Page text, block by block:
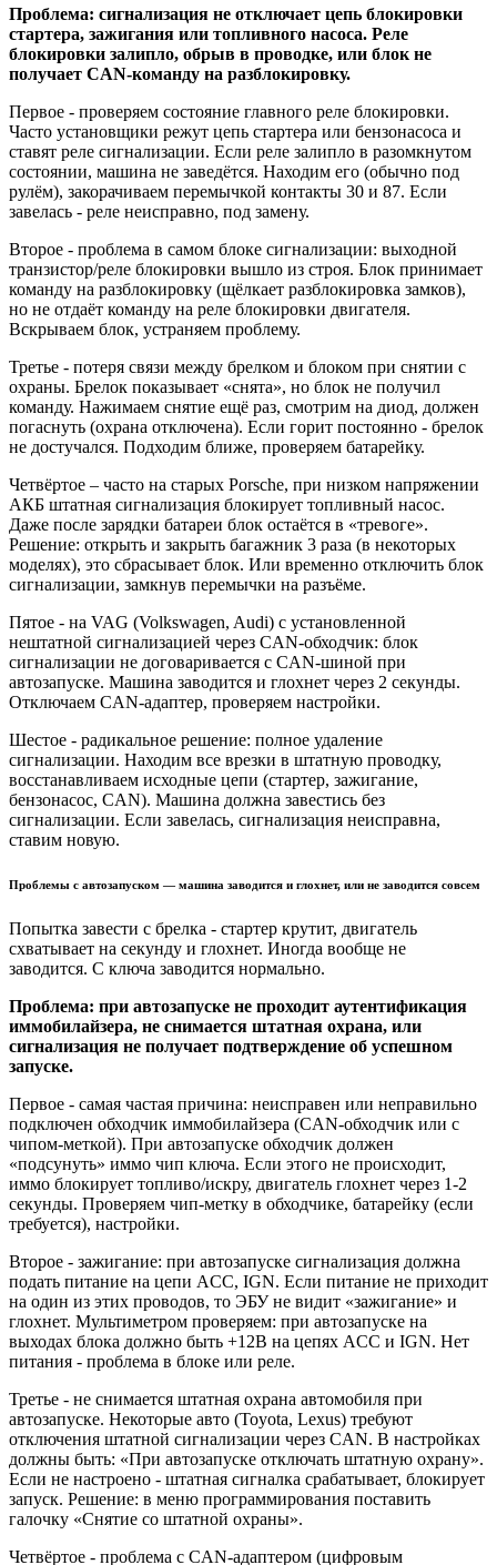
Проблема: сигнализация не отключает цепь блокировки
стартера, зажигания или топливного насоса. Реле
блокировки залипло, обрыв в проводке, или блок не
получает CAN-команду на разблокировку.
Первое - проверяем состояние главного реле блокировки.
Часто установщики режут цепь стартера или бензонасоса и
ставят реле сигнализации. Если реле залипло в разомкнутом
состоянии, машина не заведётся. Находим его (обычно под
рулём), закорачиваем перемычкой контакты 30 и 87. Если
завелась - реле неисправно, под замену.
Второе - проблема в самом блоке сигнализации: выходной
транзистор/реле блокировки вышло из строя. Блок принимает
команду на разблокировку (щёлкает разблокировка замков),
но не отдаёт команду на реле блокировки двигателя.
Вскрываем блок, устраняем проблему.
Третье - потеря связи между брелком и блоком при снятии с
охраны. Брелок показывает «снята», но блок не получил
команду. Нажимаем снятие ещё раз, смотрим на диод, должен
погаснуть (охрана отключена). Если горит постоянно - брелок
не достучался. Подходим ближе, проверяем батарейку.
Четвёртое – часто на старых Porsche, при низком напряжении
АКБ штатная сигнализация блокирует топливный насос.
Даже после зарядки батареи блок остаётся в «тревоге».
Решение: открыть и закрыть багажник 3 раза (в некоторых
моделях), это сбрасывает блок. Или временно отключить блок
сигнализации, замкнув перемычки на разъёме.
Пятое - на VAG (Volkswagen, Audi) с установленной
нештатной сигнализацией через CAN-обходчик: блок
сигнализации не договаривается с CAN-шиной при
автозапуске. Машина заводится и глохнет через 2 секунды.
Отключаем CAN-адаптер, проверяем настройки.
Шестое - радикальное решение: полное удаление
сигнализации. Находим все врезки в штатную проводку,
восстанавливаем исходные цепи (стартер, зажигание,
бензонасос, CAN). Машина должна завестись без
сигнализации. Если завелась, сигнализация неисправна,
ставим новую.
Проблемы с автозапуском — машина заводится и глохнет, или не заводится совсем
Попытка завести с брелка - стартер крутит, двигатель
схватывает на секунду и глохнет. Иногда вообще не
заводится. С ключа заводится нормально.
Проблема: при автозапуске не проходит аутентификация
иммобилайзера, не снимается штатная охрана, или
сигнализация не получает подтверждение об успешном
запуске.
Первое - самая частая причина: неисправен или неправильно
подключен обходчик иммобилайзера (CAN-обходчик или с
чипом-меткой). При автозапуске обходчик должен
«подсунуть» иммо чип ключа. Если этого не происходит,
иммо блокирует топливо/искру, двигатель глохнет через 1-2
секунды. Проверяем чип-метку в обходчике, батарейку (если
требуется), настройки.
Второе - зажигание: при автозапуске сигнализация должна
подать питание на цепи ACC, IGN. Если питание не приходит
на один из этих проводов, то ЭБУ не видит «зажигание» и
глохнет. Мультиметром проверяем: при автозапуске на
выходах блока должно быть +12В на цепях ACC и IGN. Нет
питания - проблема в блоке или реле.
Третье - не снимается штатная охрана автомобиля при
автозапуске. Некоторые авто (Toyota, Lexus) требуют
отключения штатной сигнализации через CAN. В настройках
должны быть: «При автозапуске отключать штатную охрану».
Если не настроено - штатная сигналка срабатывает, блокирует
запуск. Решение: в меню программирования поставить
галочку «Снятие со штатной охраны».
Четвёртое - проблема с CAN-адаптером (цифровым